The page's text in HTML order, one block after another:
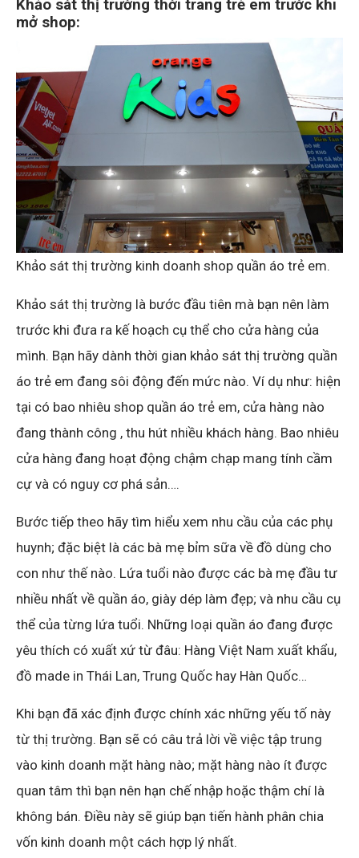
Khảo sát thị trường thời trang trẻ em trước khi
mở shop:
Khảo sát thị trường kinh doanh shop quần áo trẻ em.
Khảo sát thị trường là bước đầu tiên mà bạn nên làm
trước khi đưa ra kế hoạch cụ thể cho cửa hàng của
mình. Bạn hãy dành thời gian khảo sát thị trường quần
áo trẻ em đang sôi động đến mức nào. Ví dụ như: hiện
tại có bao nhiêu shop quần áo trẻ em, cửa hàng nào
đang thành công , thu hút nhiều khách hàng. Bao nhiêu
cửa hàng đang hoạt động chậm chạp mang tính cầm
cự và có nguy cơ phá sản….
Bước tiếp theo hãy tìm hiểu xem nhu cầu của các phụ
huynh; đặc biệt là các bà mẹ bỉm sữa về đồ dùng cho
con như thế nào. Lứa tuổi nào được các bà mẹ đầu tư
nhiều nhất về quần áo, giày dép làm đẹp; và nhu cầu cụ
thể của từng lứa tuổi. Những loại quần áo đang được
yêu thích có xuất xứ từ đâu: Hàng Việt Nam xuất khẩu,
đồ made in Thái Lan, Trung Quốc hay Hàn Quốc…
Khi bạn đã xác định được chính xác những yếu tố này
từ thị trường. Bạn sẽ có câu trả lời về việc tập trung
vào kinh doanh mặt hàng nào; mặt hàng nào ít được
quan tâm thì bạn nên hạn chế nhập hoặc thậm chí là
không bán. Điều này sẽ giúp bạn tiến hành phân chia
vốn kinh doanh một cách hợp lý nhất.